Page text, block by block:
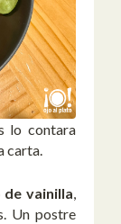
lo contara
carta.
de vainilla,
Un postre